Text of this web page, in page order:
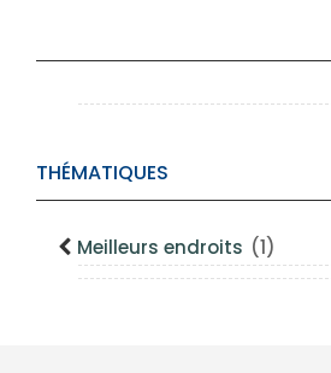
THÉMATIQUES
Meilleurs endroits (1)